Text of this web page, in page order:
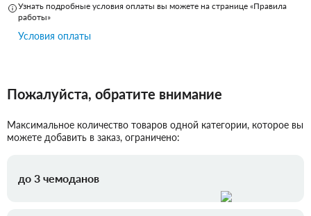
Узнать подробные условия оплаты вы можете на странице «Правила
работы»
Условия оплаты
Пожалуйста, обратите внимание
Максимальное количество товаров одной категории, которое вы
можете добавить в заказ, ограничено:
до 3 чемоданов